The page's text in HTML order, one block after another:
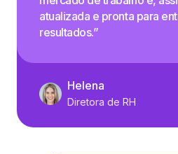
atualizada e pronta para
resultados.”
Helena
Diretora de RH